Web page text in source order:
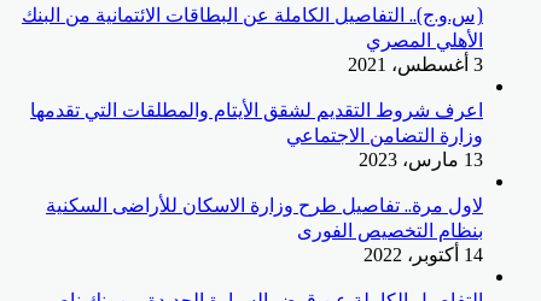
(س.و.ج).. التفاصيل الكاملة عن البطاقات الائتمانية من البنك
الأهلي المصري
3 أغسطس، 2021
اعرف شروط التقديم لشقق الأيتام والمطلقات التي تقدمها
وزارة التضامن الاجتماعي
13 مارس، 2023
لاول مرة.. تفاصيل طرح وزارة الاسكان للأراضى السكنية
بنظام التخصيص الفورى
14 أكتوبر، 2022